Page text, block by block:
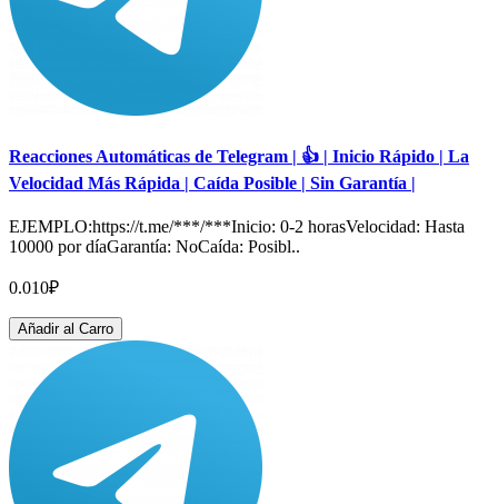
Reacciones Automáticas de Telegram | 👍 | Inicio Rápido | La
Velocidad Más Rápida | Caída Posible | Sin Garantía |
EJEMPLO:https://t.me/***/***Inicio: 0-2 horasVelocidad: Hasta
10000 por díaGarantía: NoCaída: Posibl..
0.010₽
Añadir al Carro